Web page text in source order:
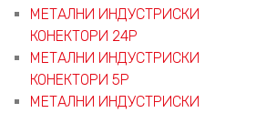
МЕТАЛНИ ИНДУСТРИСКИ
КОНЕКТОРИ 24P
МЕТАЛНИ ИНДУСТРИСКИ
КОНЕКТОРИ 5P
МЕТАЛНИ ИНДУСТРИСКИ